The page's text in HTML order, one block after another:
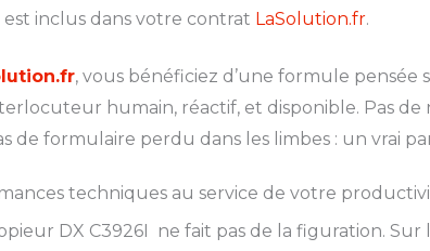
inclus dans votre contrat LaSolution.fr.
, vous bénéficiez d’une formule pensée
humain, réactif, et disponible. Pas de
de formulaire perdu dans les limbes : un vrai
techniques au service de votre
DX C3926I ne fait pas de la figuration. Sur